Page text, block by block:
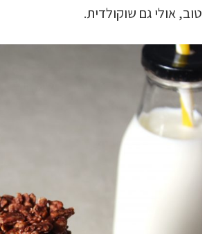
טוב, אולי גם שוקולדית.